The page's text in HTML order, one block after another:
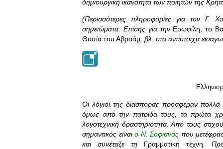
δημιουργική ικανότητα των ποιητών της
(Περισσότερες πληροφορίες για τον Γ.
σημειώματα. Επίσης για τηνΕρωφίλη, το
Θυσία του Αβραάμ , βλ. στα αντίστοιχα
Οι λόγιοι της διασποράς πρόσφεραν
όμως από την πατρίδα τους, τα πρώτα
λογοτεχνική δραστηριότητα. Από τους
σημαντικός είναιο Ν. Σοφιανός που
και συνέταξε τηΓραμματική τέχνη .